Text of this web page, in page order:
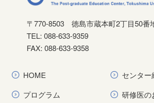
〒770-8503
徳島市蔵本町2丁目50番
TEL: 088-633-9359
FAX: 088-633-9358
HOME
センター
プログラム
研修医の